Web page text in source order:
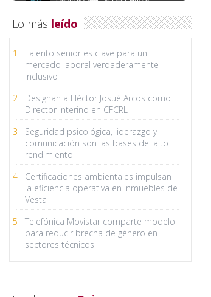
Lo más leído
1
Talento senior es clave para un
mercado laboral verdaderamente
inclusivo
2
Designan a Héctor Josué Arcos como
Director interino en CFCRL
3
Seguridad psicológica, liderazgo y
comunicación son las bases del alto
rendimiento
4
Certificaciones ambientales impulsan
la eficiencia operativa en inmuebles de
Vesta
5
Telefónica Movistar comparte modelo
para reducir brecha de género en
sectores técnicos